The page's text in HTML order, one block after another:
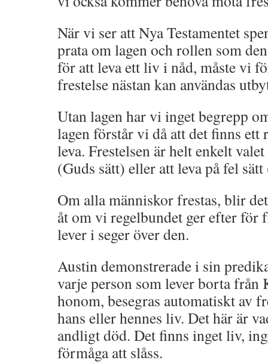
När vi ser att Nya Testamentet
prata om lagen och rollen som
för att leva ett liv i nåd, måste vi
frestelse nästan kan användas
Utan lagen har vi inget begrepp
lagen förstår vi då att det finns ett
leva. Frestelsen är helt enkelt
(Guds sätt) eller att leva på fel
Om alla människor frestas, blir
åt om vi regelbundet ger efter för
lever i seger över den.
Austin demonstrerade i sin
varje person som lever borta från
honom, besegras automatiskt av
hans eller hennes liv. Det här är
andligt död. Det finns inget liv,
förmåga att slåss.